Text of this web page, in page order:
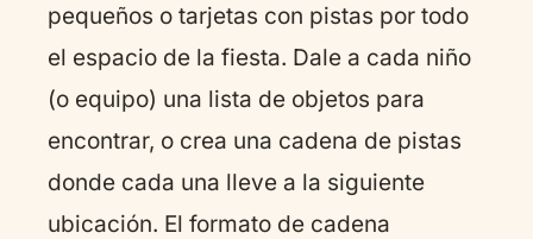
pequeños o tarjetas con pistas por todo
el espacio de la fiesta. Dale a cada niño
(o equipo) una lista de objetos para
encontrar, o crea una cadena de pistas
donde cada una lleve a la siguiente
ubicación. El formato de cadena